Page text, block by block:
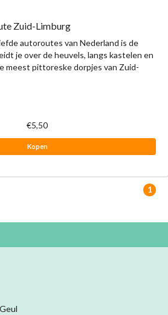
Zuid-Limburg
autoroutes van Nederland is de
je over de heuvels, langs kastelen en
meest pittoreske dorpjes van Zuid-
€5,50
Kopen
1